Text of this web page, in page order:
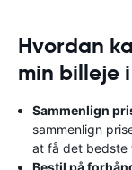
Hvordan
min billeje
Sammenlign
sammenlign
at få det bedste
Bestil på